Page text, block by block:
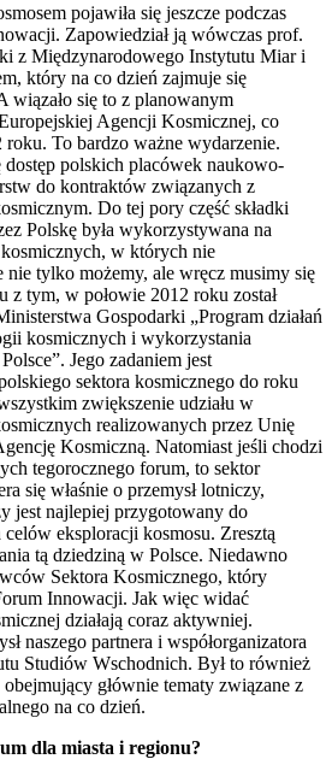
pojawiła się jeszcze podczas
Zapowiedział ją wówczas prof.
z Międzynarodowego Instytutu Miar i
który na co dzień zajmuje się
wiązało się to z planowanym
Agencji Kosmicznej, co
roku. To bardzo ważne wydarzenie.
dostęp polskich placówek naukowo-
do kontraktów związanych z
Do tej pory część składki
Polskę była wykorzystywana na
w których nie
nie tylko możemy, ale wręcz musimy się
z tym, w połowie 2012 roku został
Gospodarki „Program działań
kosmicznych i wykorzystania
Jego zadaniem jest
sektora kosmicznego do roku
zwiększenie udziału w
realizowanych przez Unię
Kosmiczną. Natomiast jeśli chodzi
tegorocznego forum, to sektor
się właśnie o przemysł lotniczy,
jest najlepiej przygotowany do
eksploracji kosmosu. Zresztą
tą dziedziną w Polsce. Niedawno
Sektora Kosmicznego, który
Innowacji. Jak więc widać
działają coraz aktywniej.
naszego partnera i współorganizatora
Studiów Wschodnich. Był to również
głównie tematy związane z
na co dzień.
dla miasta i regionu?